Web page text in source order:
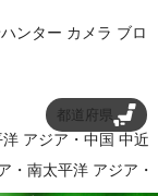
ンター カメラ ブロ
都道府県
洋 アジア・中国 中近
・南太平洋 アジア・